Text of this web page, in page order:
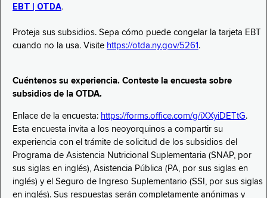
EBT | OTDA.
Proteja sus subsidios. Sepa cómo puede congelar la tarjeta EBT
cuando no la usa. Visite https://otda.ny.gov/5261 .
Cuéntenos su experiencia. Conteste la encuesta sobre
subsidios de la OTDA.
Enlace de la encuesta: https://forms.office.com/g/iXXyiDETtG.
Esta encuesta invita a los neoyorquinos a compartir su
experiencia con el trámite de solicitud de los subsidios del
Programa de Asistencia Nutricional Suplementaria (SNAP, por
sus siglas en inglés), Asistencia Pública (PA, por sus siglas en
inglés) y el Seguro de Ingreso Suplementario (SSI, por sus siglas
en inglés). Sus respuestas serán completamente anónimas y